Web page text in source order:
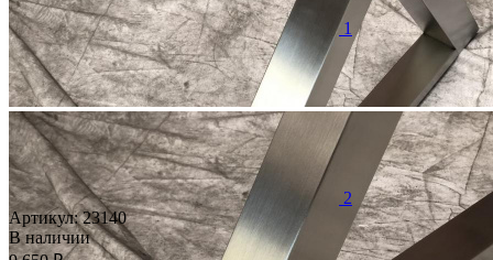
1
2
Артикул:23140
В наличии